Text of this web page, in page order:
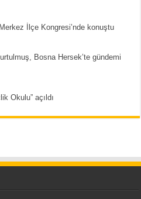
İlçe Kongresi’nde konuştu
Bosna Hersek’te gündemi
Okulu” açıldı